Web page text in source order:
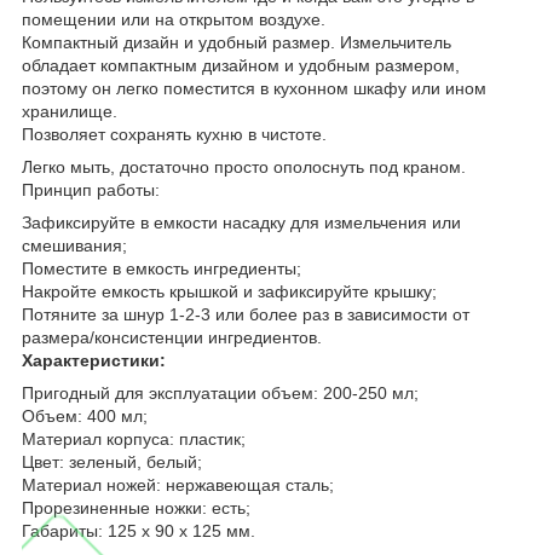
помещении или на открытом воздухе.
Компактный дизайн и удобный размер. Измельчитель
обладает компактным дизайном и удобным размером,
поэтому он легко поместится в кухонном шкафу или ином
хранилище.
Позволяет сохранять кухню в чистоте.
Легко мыть, достаточно просто ополоснуть под краном.
Принцип работы:
Зафиксируйте в емкости насадку для измельчения или
смешивания;
Поместите в емкость ингредиенты;
Накройте емкость крышкой и зафиксируйте крышку;
Потяните за шнур 1-2-3 или более раз в зависимости от
размера/консистенции ингредиентов.
Характеристики:
Пригодный для эксплуатации объем: 200-250 мл;
Объем: 400 мл;
Материал корпуса: пластик;
Цвет: зеленый, белый;
Материал ножей: нержавеющая сталь;
Прорезиненные ножки: есть;
Габариты: 125 x 90 x 125 мм.